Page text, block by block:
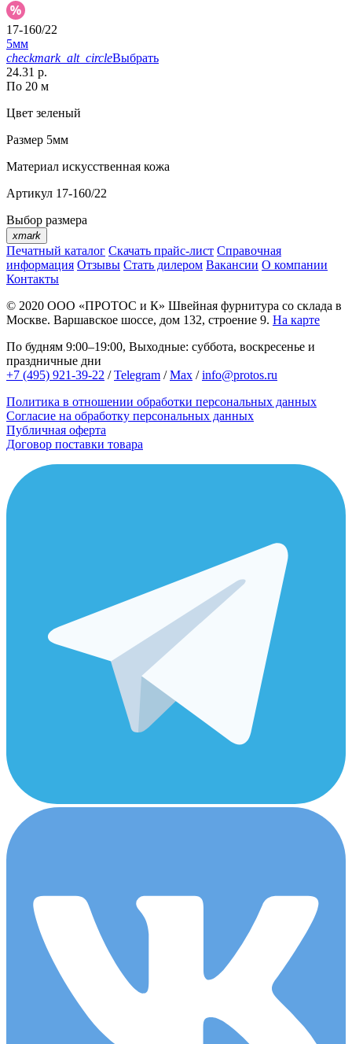
17-160/22
5мм
checkmark_alt_circleВыбрать
24.31 р.
По 20 м
Цвет зеленый
Размер 5мм
Материал искусственная кожа
Артикул 17-160/22
Выбор размера
xmark
Печатный каталог Скачать прайс-лист Справочная
информация Отзывы Стать дилером Вакансии О компании
Контакты
© 2020 ООО «ПРОТОС и К» Швейная фурнитура со склада в
Москве. Варшавское шоссе, дом 132, строение 9. На карте
По будням 9:00–19:00, Выходные: суббота, воскресенье и
праздничные дни
+7 (495) 921-39-22 /Telegram /Max /info@protos.ru
Политика в отношении обработки персональных данных
Согласие на обработку персональных данных
Публичная оферта
Договор поставки товара